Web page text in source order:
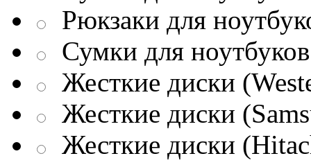
Рюкзаки для
Сумки для
Жесткие диски
Жесткие диски
Жесткие диски